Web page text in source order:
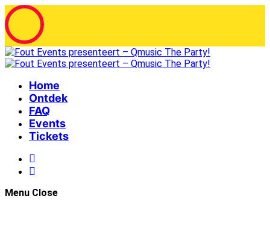
Home
Ontdek
FAQ
Events
Tickets
Menu Close